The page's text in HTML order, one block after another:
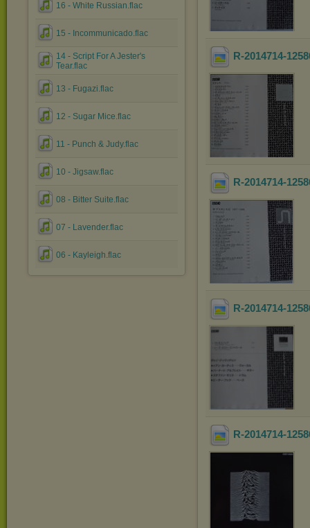
16 - White Russian.flac
15 - Incommunicado.flac
14 - Script For A Jester's
Tear.flac
13 - Fugazi.flac
12 - Sugar Mice.flac
11 - Punch & Judy.flac
10 - Jigsaw.flac
08 - Bitter Suite.flac
07 - Lavender.flac
06 - Kayleigh.flac
R-2014714-
R-2014714-
R-2014714-
R-2014714-